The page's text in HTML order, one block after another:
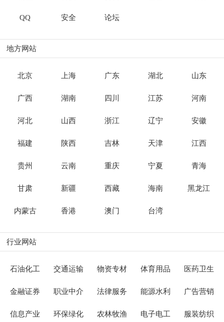
QQ 安全 论坛
地方网站
北京 上海 广东 湖北 山东
广西 湖南 四川 江苏 河南
河北 山西 浙江 辽宁 安徽
福建 陕西 吉林 天津 江西
贵州 云南 重庆 宁夏 青海
甘肃 新疆 西藏 海南 黑龙江
内蒙古 香港 澳门 台湾
行业网站
石油化工 交通运输 物资专材 体育用品 医药卫生
金融证券 职业中介 法律服务 能源水利 广告营销
信息产业 环保绿化 农林牧渔 电子电工 服装纺织